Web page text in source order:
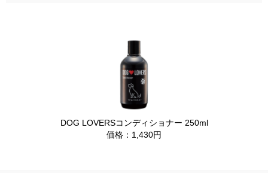
DOG LOVERSコンディショナー 250ml
価格：1,430円